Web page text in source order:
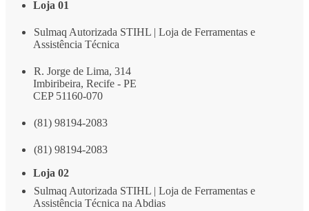
Loja 01
Sulmaq Autorizada STIHL | Loja de Ferramentas e
Assistência Técnica
R. Jorge de Lima, 314
Imbiribeira, Recife - PE
CEP 51160-070
(81) 98194-2083
(81) 98194-2083
Loja 02
Sulmaq Autorizada STIHL | Loja de Ferramentas e
Assistência Técnica na Abdias